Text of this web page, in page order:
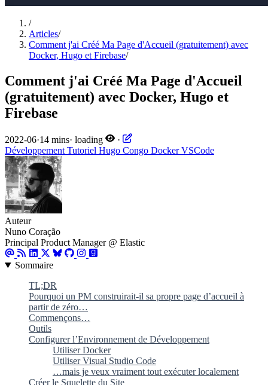
/
Articles/
Comment j'ai Créé Ma Page d'Accueil (gratuitement) avec
Docker, Hugo et Firebase/
Comment j'ai Créé Ma Page d'Accueil
(gratuitement) avec Docker, Hugo et
Firebase
2022-06·14 mins· loading
·
Développement Tutoriel Hugo Congo DockerVSCode
Auteur
Nuno Coração
Principal Product Manager @ Elastic
Sommaire
TL;DR
Pourquoi un PM construirait-il sa propre page d’accueil à
partir de zéro…
Commençons…
Outils
Configurer l’Environnement de Développement
Utiliser Docker
Utiliser Visual Studio Code
…mais je veux vraiment tout exécuter localement
Créer le Squelette du Site